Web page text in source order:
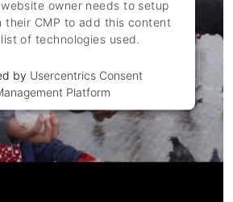
owner needs to setup
their CMP to add this content
of technologies used.
by Usercentrics Consent
Platform